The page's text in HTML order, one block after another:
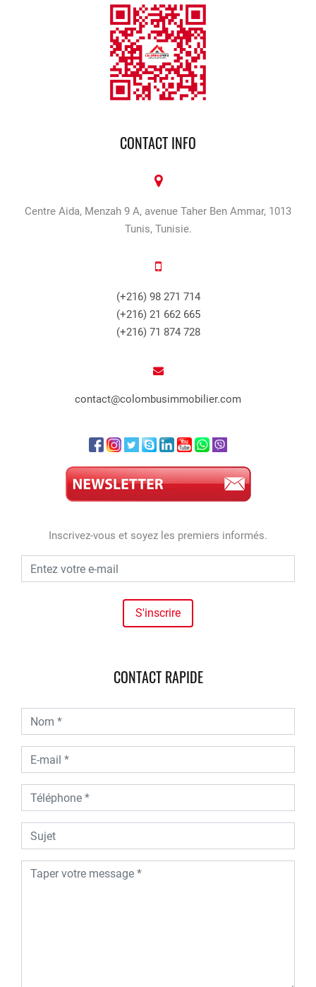
CONTACT INFO
Centre Aida, Menzah 9 A, avenue Taher Ben Ammar, 1013
Tunis, Tunisie.
(+216) 98 271 714
(+216) 21 662 665
(+216) 71 874 728
contact@colombusimmobilier.com
Inscrivez-vous et soyez les premiers informés.
CONTACT RAPIDE